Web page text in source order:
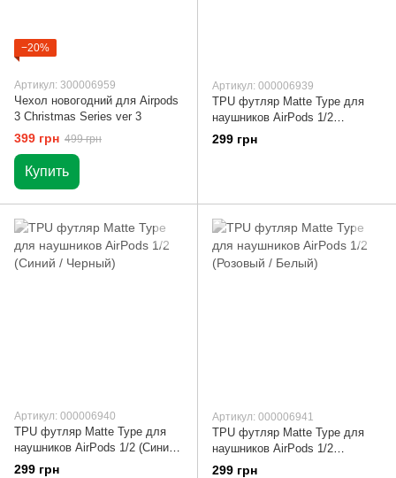
−20%
Артикул: 300006959
Чехол новогодний для Airpods
3 Christmas Series ver 3
399 грн 499 грн
Купить
Артикул: 000006939
TPU футляр Matte Type для
наушников AirPods 1/2
(Красный / Белый)
299 грн
Артикул: 000006940
TPU футляр Matte Type для
наушников AirPods 1/2 (Синий /
Черный)
299 грн
Артикул: 000006941
TPU футляр Matte Type для
наушников AirPods 1/2
(Розовый / Белый)
299 грн